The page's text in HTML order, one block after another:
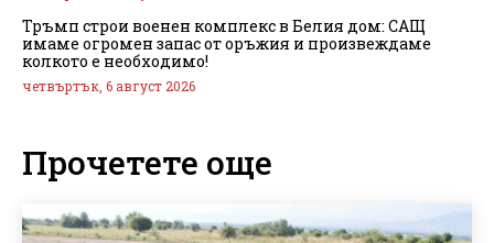
Тръмп строи военен комплекс в Белия дом: САЩ
имаме огромен запас от оръжия и произвеждаме
колкото е необходимо!
четвъртък, 6 август 2026
Прочетете още